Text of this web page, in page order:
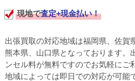
現地で査定+現金払い！
出張買取の対応地域は福岡県、佐賀
熊本県、山口県となっております。
ンセル料が無料ですのでお気軽にご
地域によっては即日での対応が可能